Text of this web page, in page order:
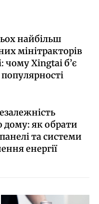
найбільш
мінітракторів
чому Xingtai б’є
дому: як обрати
та системи
енергії